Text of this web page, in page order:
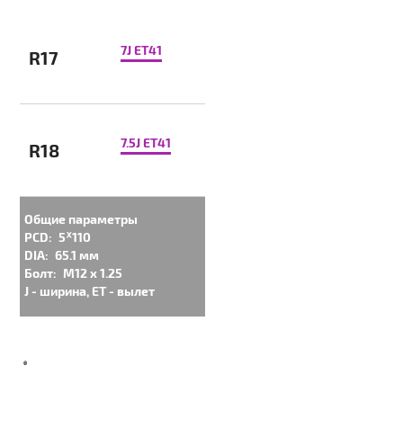
R17 7J ET41
R18 7.5J ET41
Общие параметры
PCD: 5ᕁ110
DIA: 65.1 мм
Болт: M12 x 1.25
J - ширина, ET - вылет